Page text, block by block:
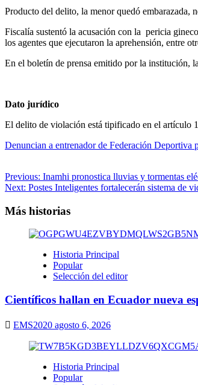
Producto del delito, la menor quedó embarazada,
Fiscalía sustentó la acusación con la pericia
los agentes que ejecutaron la aprehensión, entre
En el boletín de prensa emitido por la institución, la
Dato jurídico
El delito de violación está tipificado en el artículo
Denuncian a entrenador de Federación Deportiva
Navegación
de
entradas
Previous: Inamhi pronostica lluvias y tormentas
Next: Postes Inteligentes fortalecerán sistema de
Más historias
Historia Principal
Popular
Selección del editor
Científicos hallan en Ecuador nueva
EMS2020 agosto 6, 2026
Historia Principal
Popular